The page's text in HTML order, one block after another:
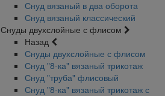
Снуд вязаный в два оборота
Снуд вязаный классический
Снуды двухслойные с флисом
Назад
Снуды двухслойные с флисом
Снуд "8-ка" вязаный трикотаж
Снуд "труба" флисовый
Снуд "8-ка" вязаный трикотаж с